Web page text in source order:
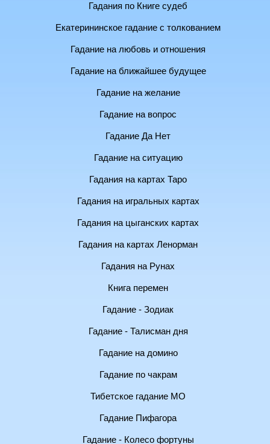
Гадания по Книге судеб
Екатерининское гадание с толкованием
Гадание на любовь и отношения
Гадание на ближайшее будущее
Гадание на желание
Гадание на вопрос
Гадание Да Нет
Гадание на ситуацию
Гадания на картах Таро
Гадания на игральных картах
Гадания на цыганских картах
Гадания на картах Ленорман
Гадания на Рунах
Книга перемен
Гадание - Зодиак
Гадание - Талисман дня
Гадание на домино
Гадание по чакрам
Тибетское гадание МО
Гадание Пифагора
Гадание - Колесо фортуны